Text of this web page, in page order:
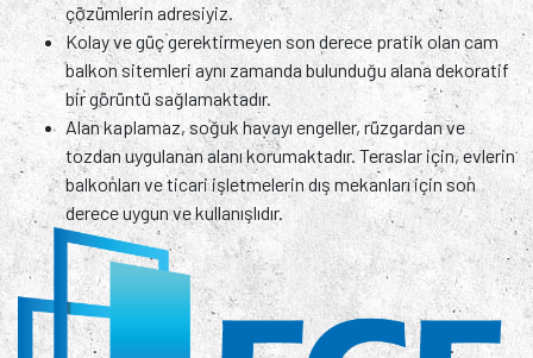
çözümlerin adresiyiz.
Kolay ve güç gerektirmeyen son derece pratik olan cam
balkon sitemleri aynı zamanda bulunduğu alana dekoratif
bir görüntü sağlamaktadır.
Alan kaplamaz, soğuk havayı engeller, rüzgardan ve
tozdan uygulanan alanı korumaktadır. Teraslar için, evlerin
balkonları ve ticari işletmelerin dış mekanları için son
derece uygun ve kullanışlıdır.